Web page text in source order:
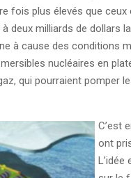
fois plus élevés que
deux milliards de dollars
à cause des conditions
nucléaires en
qui pourraient pomper
C’est
ont
L’idée